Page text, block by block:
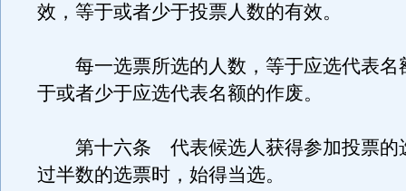
效，等于或者少于投票人数的有效。
每一选票所选的人数，等于应选代表名
于或者少于应选代表名额的作废。
第十六条 代表候选人获得参加投票的
过半数的选票时，始得当选。